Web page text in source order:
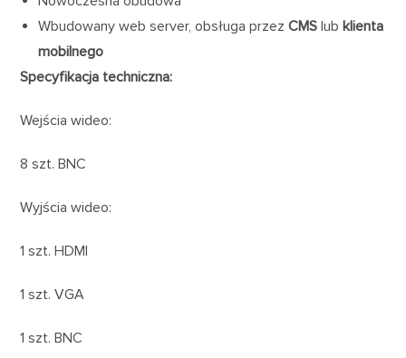
Wbudowany web server, obsługa przezCMS lubklienta
mobilnego
Specyfikacja techniczna:
Wejścia wideo:
8 szt. BNC
Wyjścia wideo:
1 szt. HDMI
1 szt. VGA
1 szt. BNC